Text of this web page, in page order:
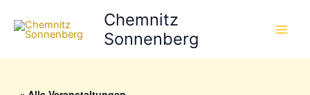
Inhalt
springen
Chemnitz
Sonnenberg